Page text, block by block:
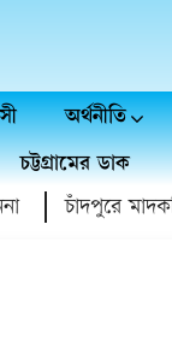
অর্থনীতি
চট্টগ্রামের ডাক
চাঁদপুরে